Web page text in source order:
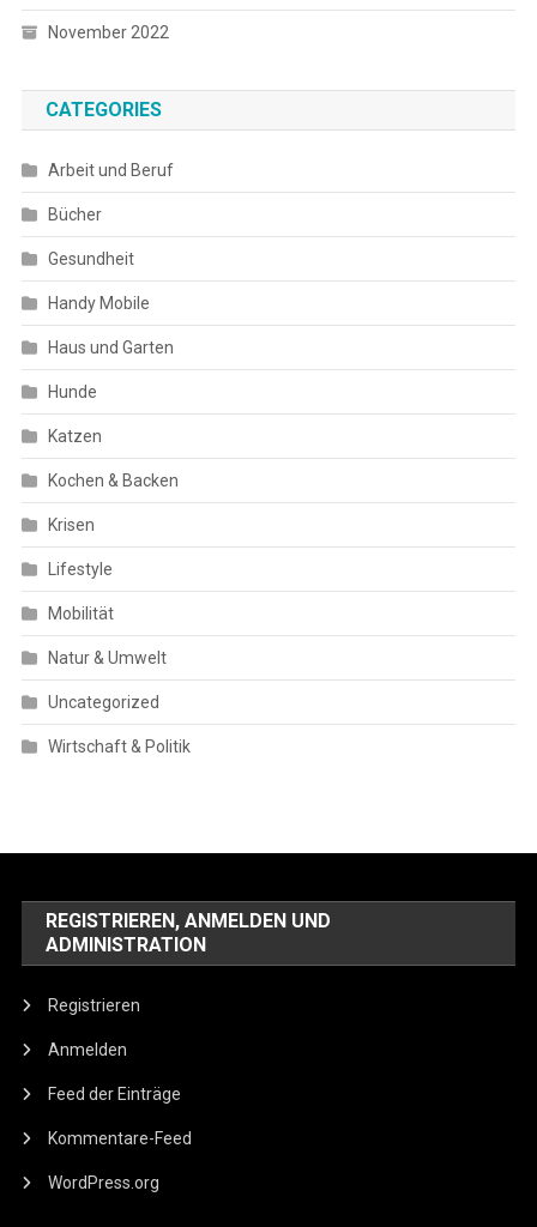
November 2022
CATEGORIES
Arbeit und Beruf
Bücher
Gesundheit
Handy Mobile
Haus und Garten
Hunde
Katzen
Kochen & Backen
Krisen
Lifestyle
Mobilität
Natur & Umwelt
Uncategorized
Wirtschaft & Politik
REGISTRIEREN, ANMELDEN UND
ADMINISTRATION
Registrieren
Anmelden
Feed der Einträge
Kommentare-Feed
WordPress.org